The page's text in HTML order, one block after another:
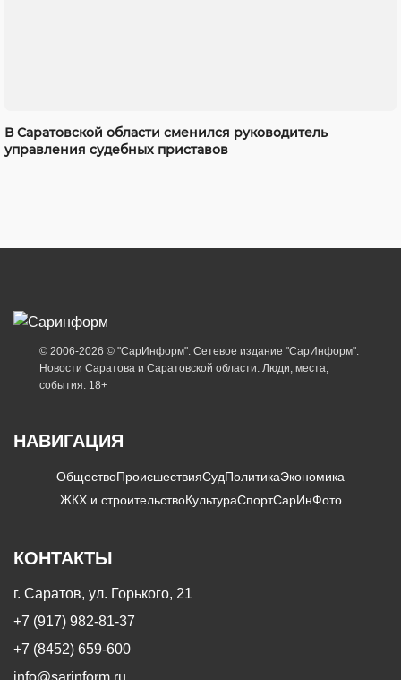
В Саратовской области сменился руководитель
управления судебных приставов
© 2006-2026 © "СарИнформ". Сетевое издание "СарИнформ".
Новости Саратова и Саратовской области. Люди, места,
события. 18+
НАВИГАЦИЯ
ОбществоПроисшествияСудПолитикаЭкономика
ЖКХ и строительствоКультураСпортСарИнФото
КОНТАКТЫ
г. Саратов, ул. Горького, 21
+7 (917) 982-81-37
+7 (8452) 659-600
info@sarinform.ru